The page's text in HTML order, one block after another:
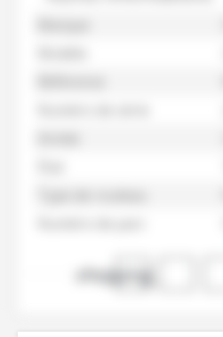
shopping_cart